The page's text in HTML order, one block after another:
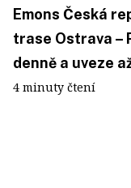
Emons Česká
trase Ostrava –
denně a uveze
4 minuty čtení